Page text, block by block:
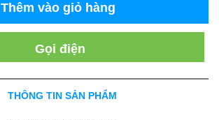
Thêm vào giỏ hàng
Gọi điện
THÔNG TIN SẢN PHẨM